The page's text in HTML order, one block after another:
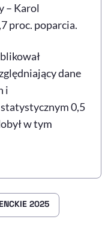
– Karol
proc. poparcia.
dane
i
0,5
w tym
2025